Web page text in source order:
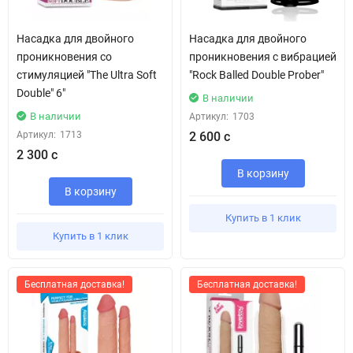
Насадка для двойного
проникновения со
стимуляцией "The Ultra Soft
Double" 6"
В наличии
Артикул: 1713
2 300 с
В корзину
Купить в 1 клик
Насадка для двойного
проникновения с вибрацией
"Rock Balled Double Prober"
В наличии
Артикул: 1703
2 600 с
В корзину
Купить в 1 клик
Бесплатная доставка! Бесплатная доставка!